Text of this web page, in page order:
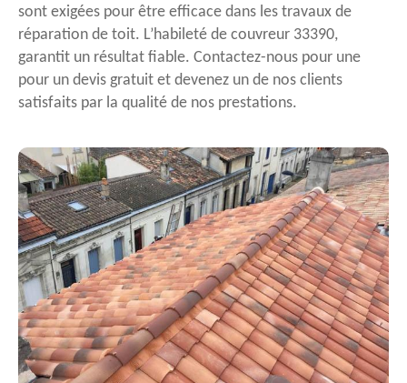
sont exigées pour être efficace dans les travaux de
réparation de toit. L’habileté de couvreur 33390,
garantit un résultat fiable. Contactez-nous pour une
pour un devis gratuit et devenez un de nos clients
satisfaits par la qualité de nos prestations.